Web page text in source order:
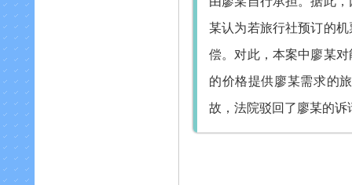
某认为若旅行社预订的
偿。对此，本案中廖某
的价格提供廖某需求的
故，法院驳回了廖某的